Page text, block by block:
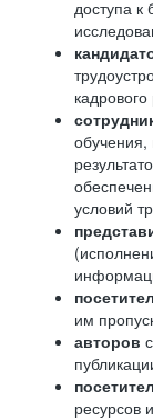
доступа к
обучения,
условий
им
авторов
ресурсов